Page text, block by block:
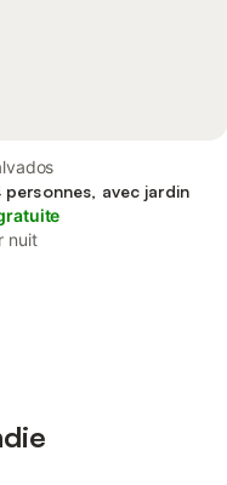
personnes, avec jardin
nuit